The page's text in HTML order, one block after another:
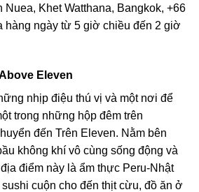
Nuea, Khet Watthana, Bangkok, +66
hàng ngày từ 5 giờ chiều đến 2 giờ
Eleven
nhịp điệu thú vị và một nơi để
trong những hộp đêm trên
đến Trên Eleven. Nằm bên
không khí vô cùng sống động và
điểm này là ẩm thực Peru-Nhật
cuộn cho đến thịt cừu, đồ ăn ở